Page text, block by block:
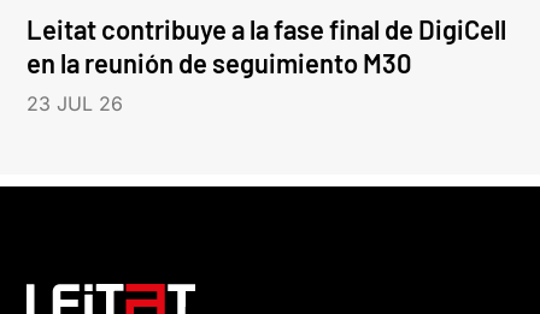
Leitat contribuye a la fase final de DigiCell
en la reunión de seguimiento M30
23 JUL 26